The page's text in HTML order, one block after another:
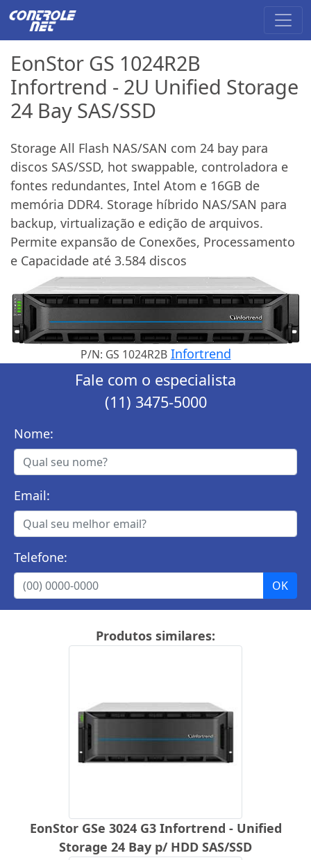
EonStor GS 1024R2B
Infortrend - 2U Unified Storage
24 Bay SAS/SSD
Storage All Flash NAS/SAN com 24 bay para
discos SAS/SSD, hot swappable, controladora e
fontes redundantes, Intel Atom e 16GB de
memória DDR4. Storage híbrido NAS/SAN para
backup, virtualização e edição de arquivos.
Permite expansão de Conexões, Processamento
e Capacidade até 3.584 discos
P/N: GS 1024R2B Infortrend
Fale com o especialista
(11) 3475-5000
Nome:
Email:
Telefone:
Produtos similares:
EonStor GSe 3024 G3 Infortrend - Unified
Storage 24 Bay p/ HDD SAS/SSD